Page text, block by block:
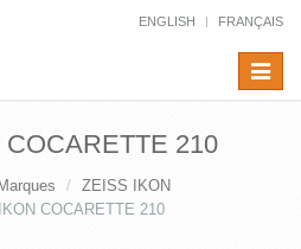
ENGLISH FRANÇAIS
Toggle
210
Marques
ZEISS IKON
COCARETTE 210